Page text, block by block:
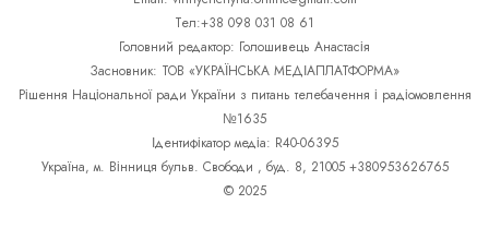
Тел:+38 098 031 08 61
Головний редактор: Голошивець Анастасія
Засновник: ТОВ «УКРАЇНСЬКА МЕДІАПЛАТФОРМА»
Рішення Національної ради України з питань телебачення і радіомовлення
№1635
Ідентифікатор медіа: R40-06395
Україна, м. Вінниця бульв. Свободи , буд. 8, 21005 +380953626765
© 2025